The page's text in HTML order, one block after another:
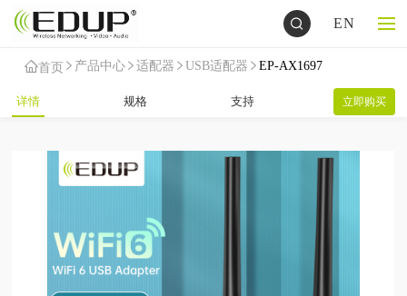
EN
首页 产品中心 适配器 USB适配器 EP-AX1697
详情 规格 支持 立即购买